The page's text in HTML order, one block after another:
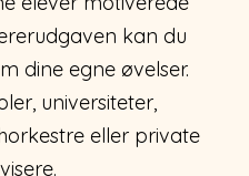
kan du
dine egne øvelser.
universiteter,
eller private